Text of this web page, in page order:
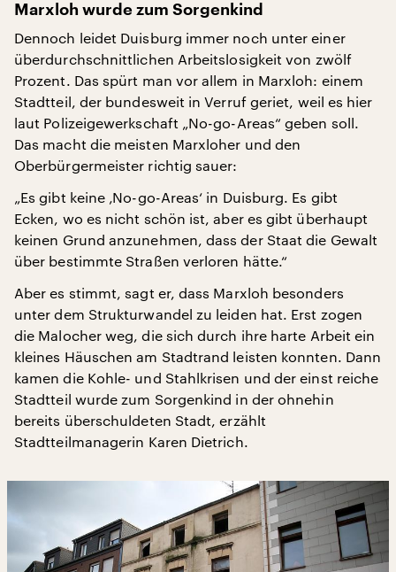
Marxloh wurde zum Sorgenkind
Dennoch leidet Duisburg immer noch unter einer
überdurchschnittlichen Arbeitslosigkeit von zwölf
Prozent. Das spürt man vor allem in Marxloh: einem
Stadtteil, der bundesweit in Verruf geriet, weil es hier
laut Polizeigewerkschaft „No-go-Areas“ geben soll.
Das macht die meisten Marxloher und den
Oberbürgermeister richtig sauer:
„Es gibt keine ‚No-go-Areas‘ in Duisburg. Es gibt
Ecken, wo es nicht schön ist, aber es gibt überhaupt
keinen Grund anzunehmen, dass der Staat die Gewalt
über bestimmte Straßen verloren hätte.“
Aber es stimmt, sagt er, dass Marxloh besonders
unter dem Strukturwandel zu leiden hat. Erst zogen
die Malocher weg, die sich durch ihre harte Arbeit ein
kleines Häuschen am Stadtrand leisten konnten. Dann
kamen die Kohle- und Stahlkrisen und der einst reiche
Stadtteil wurde zum Sorgenkind in der ohnehin
bereits überschuldeten Stadt, erzählt
Stadtteilmanagerin Karen Dietrich.